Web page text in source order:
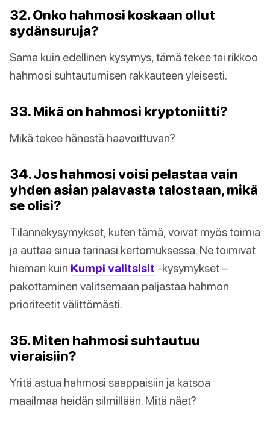
32. Onko hahmosi koskaan ollut
sydänsuruja?
Sama kuin edellinen kysymys, tämä tekee tai rikkoo
hahmosi suhtautumisen rakkauteen yleisesti.
33. Mikä on hahmosi kryptoniitti?
Mikä tekee hänestä haavoittuvan?
34. Jos hahmosi voisi pelastaa vain
yhden asian palavasta talostaan, mikä
se olisi?
Tilannekysymykset, kuten tämä, voivat myös toimia
ja auttaa sinua tarinasi kertomuksessa. Ne toimivat
hieman kuin Kumpi valitsisit -kysymykset –
pakottaminen valitsemaan paljastaa hahmon
prioriteetit välittömästi.
35. Miten hahmosi suhtautuu
vieraisiin?
Yritä astua hahmosi saappaisiin ja katsoa
maailmaa heidän silmillään. Mitä näet?